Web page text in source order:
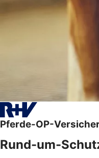
Pferde-OP-
Rund-um-